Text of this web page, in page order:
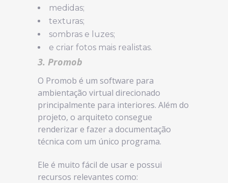
medidas;
texturas;
sombras e luzes;
e criar fotos mais realistas.
3. Promob
O Promob é um software para
ambientação virtual direcionado
principalmente para interiores. Além do
projeto, o arquiteto consegue
renderizar e fazer a documentação
técnica com um único programa.
Ele é muito fácil de usar e possui
recursos relevantes como: